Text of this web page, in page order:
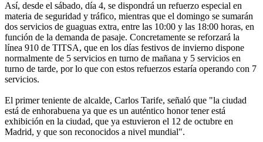
Así, desde el sábado, día 4, se dispondrá un refuerzo especial en
materia de seguridad y tráfico, mientras que el domingo se sumarán
dos servicios de guaguas extra, entre las 10:00 y las 18:00 horas, en
función de la demanda de pasaje. Concretamente se reforzará la
línea 910 de TITSA, que en los días festivos de invierno dispone
normalmente de 5 servicios en turno de mañana y 5 servicios en
turno de tarde, por lo que con estos refuerzos estaría operando con 7
servicios.
El primer teniente de alcalde, Carlos Tarife, señaló que "la ciudad
está de enhorabuena ya que es un auténtico honor tener está
exhibición en la ciudad, que ya estuvieron el 12 de octubre en
Madrid, y que son reconocidos a nivel mundial".